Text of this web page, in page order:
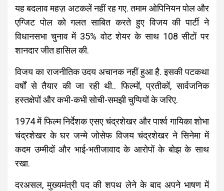
यह बदलाव महज़ अटकलें नहीं रह गए. तमाम ओपिनियन पोल और
एग्जिट पोल को गलत साबित करते हुए विजय की पार्टी ने
विधानसभा चुनाव में 35% वोट शेयर के साथ 108 सीटों पर
शानदार जीत हासिल की.
विजय का राजनीतिक उदय अचानक नहीं हुआ है. इसकी पटकथा
वर्षों से तैयार की जा रही थी.. फिल्मों, प्रतीकों, सार्वजनिक
हस्तक्षेपों और कभी-कभी सोची-समझी चुप्पियों के जरिए.
1974 में फिल्म निर्देशक एसए चंद्रशेखर और पार्श्व गायिका शोभा
चंद्रशेखर के घर जन्मे जोसेफ विजय चंद्रशेखर ने सिनेमा में
कदम उम्मीदों और भाई-भतीजावाद के आरोपों के बोझ के साथ
रखा.
दरअसल, मुख्यमंत्री पद की शपथ लेने के बाद अपने भाषण में